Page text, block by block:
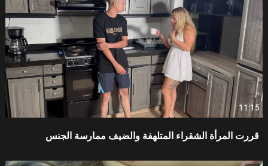
11:15
قررت المرأة الشقراء المتلهفة والضيف ممارسة الجنس